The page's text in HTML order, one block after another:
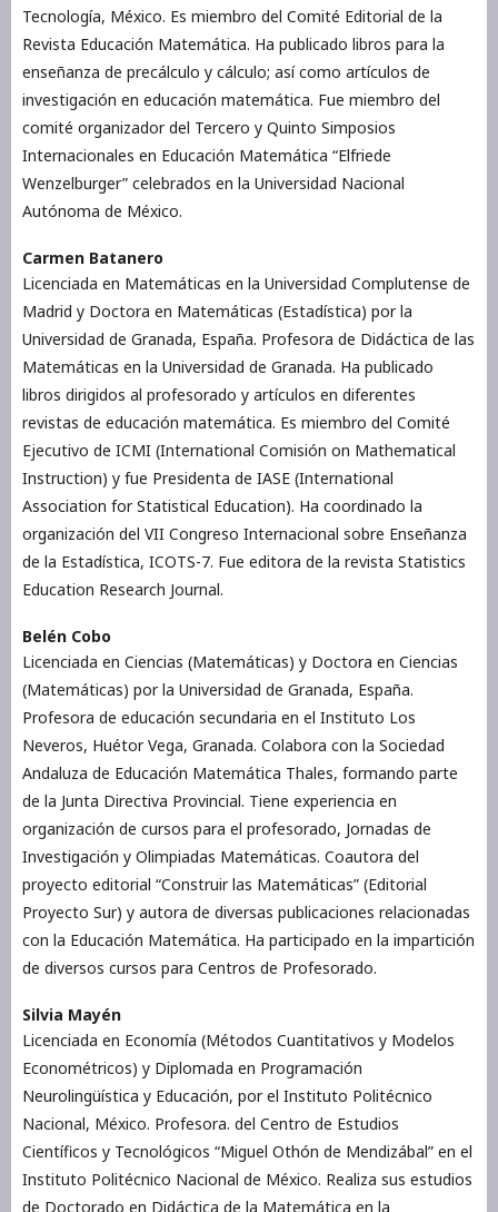
Tecnología, México. Es miembro del Comité Editorial de la
Revista Educación Matemática. Ha publicado libros para la
enseñanza de precálculo y cálculo; así como artículos de
investigación en educación matemática. Fue miembro del
comité organizador del Tercero y Quinto Simposios
Internacionales en Educación Matemática “Elfriede
Wenzelburger” celebrados en la Universidad Nacional
Autónoma de México.
Carmen Batanero
Licenciada en Matemáticas en la Universidad Complutense de
Madrid y Doctora en Matemáticas (Estadística) por la
Universidad de Granada, España. Profesora de Didáctica de las
Matemáticas en la Universidad de Granada. Ha publicado
libros dirigidos al profesorado y artículos en diferentes
revistas de educación matemática. Es miembro del Comité
Ejecutivo de ICMI (International Comisión on Mathematical
Instruction) y fue Presidenta de IASE (International
Association for Statistical Education). Ha coordinado la
organización del VII Congreso Internacional sobre Enseñanza
de la Estadística, ICOTS-7. Fue editora de la revista Statistics
Education Research Journal.
Belén Cobo
Licenciada en Ciencias (Matemáticas) y Doctora en Ciencias
(Matemáticas) por la Universidad de Granada, España.
Profesora de educación secundaria en el Instituto Los
Neveros, Huétor Vega, Granada. Colabora con la Sociedad
Andaluza de Educación Matemática Thales, formando parte
de la Junta Directiva Provincial. Tiene experiencia en
organización de cursos para el profesorado, Jornadas de
Investigación y Olimpiadas Matemáticas. Coautora del
proyecto editorial “Construir las Matemáticas” (Editorial
Proyecto Sur) y autora de diversas publicaciones relacionadas
con la Educación Matemática. Ha participado en la impartición
de diversos cursos para Centros de Profesorado.
Silvia Mayén
Licenciada en Economía (Métodos Cuantitativos y Modelos
Econométricos) y Diplomada en Programación
Neurolingüística y Educación, por el Instituto Politécnico
Nacional, México. Profesora. del Centro de Estudios
Científicos y Tecnológicos “Miguel Othón de Mendizábal” en el
Instituto Politécnico Nacional de México. Realiza sus estudios
de Doctorado en Didáctica de la Matemática en la